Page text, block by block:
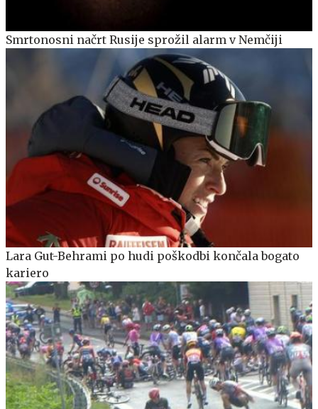
Smrtonosni načrt Rusije sprožil alarm v Nemčiji
Lara Gut-Behrami po hudi poškodbi končala bogato
kariero